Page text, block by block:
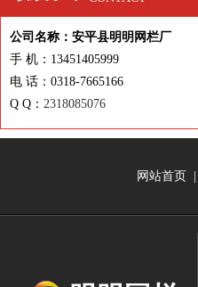
公司名称：安平县明明网栏厂
手 机：13451405999
电 话：0318-7665166
Q Q： 2318085076
网站首页 |